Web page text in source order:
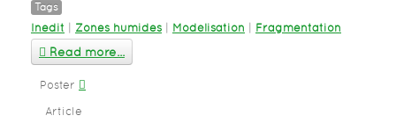
Tags
Inedit Zones humides Modélisation Fragmentation
Read more...
Poster
Article